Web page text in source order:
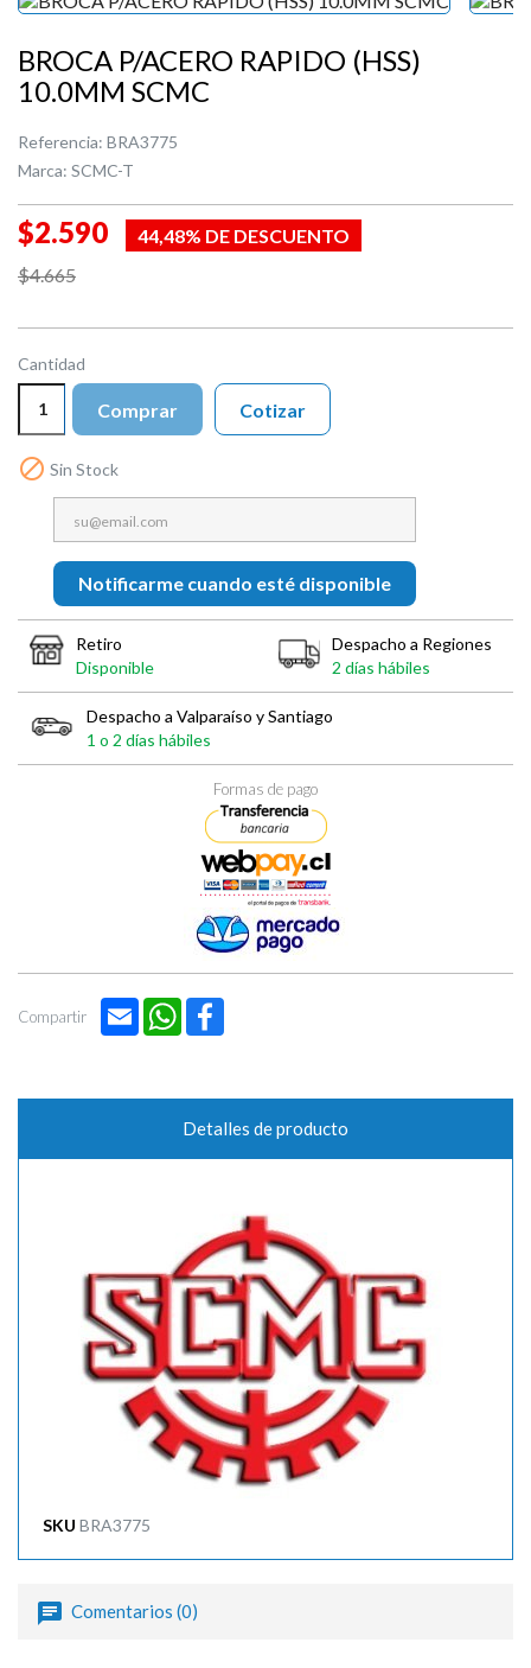
BROCA P/ACERO RAPIDO (HSS)
10.0MM SCMC
Referencia: BRA3775
Marca: SCMC-T
$2.590
44,48% DE DESCUENTO
$4.665
Cantidad
Comprar
 Sin Stock
Notificarme cuando esté disponible
Cotizar
Retiro
Disponible
Despacho a Regiones
2 días hábiles
Despacho a Valparaíso y Santiago
1 o 2 días hábiles
Formas de pago
Compartir Email WhatsApp
Detalles de producto
SKU BRA3775
Comentarios (0)